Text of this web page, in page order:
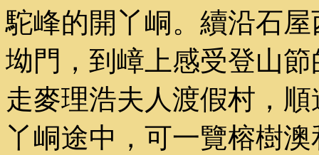
駝峰的開丫峒。續沿石
坳門，到嶂上感受登山
走麥理浩夫人渡假村，
丫峒途中，可一覽榕樹